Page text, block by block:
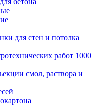
бетона
для стен и потолка
работ 1000
смол, раствора и